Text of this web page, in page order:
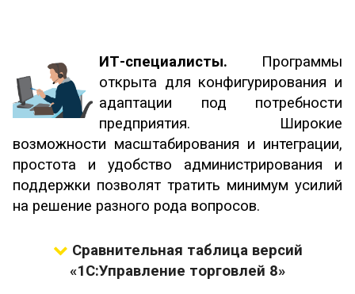
ИТ-специалисты. Программы
открыта для конфигурирования и
адаптации под потребности
предприятия. Широкие
возможности масштабирования и интеграции,
простота и удобство администрирования и
поддержки позволят тратить минимум усилий
на решение разного рода вопросов.
Сравнительная таблица версий
«1С:Управление торговлей 8»